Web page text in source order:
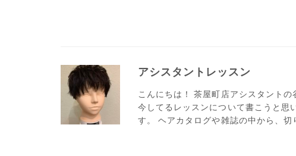
アシスタントレッスン
こんにちは！ 茶屋町店アシスタント
今してるレッスンについて書こうと思
す。 ヘアカタログや雑誌の中から、切